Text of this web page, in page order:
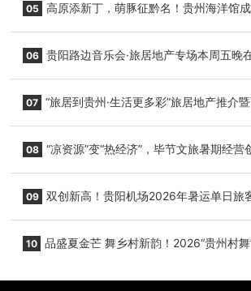
05 高原添新丁，萌豚征黔名！贵州海洋馆
06 贵阳路边音乐会·旅居地产专场本周五晚
07 “旅居到贵州·生活更多彩”旅居地产推介
08 “凉资源”变“热经济”，毕节文旅暑期经营
09 双创新高！贵阳机场2026年暑运单日旅
10 品盛夏金芒 舞乡村新韵！2026“贵州村舞